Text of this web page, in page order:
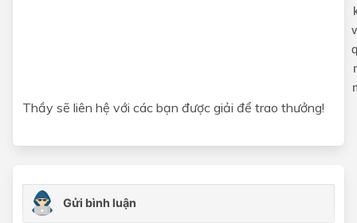
Thầy sẽ liên hệ với các bạn được giải để trao thưởng!